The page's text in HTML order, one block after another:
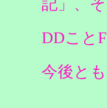
記」、
DDこと
今後と